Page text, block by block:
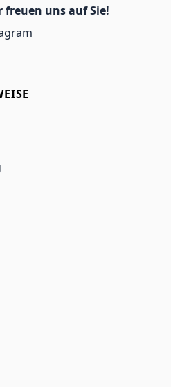
freuen uns auf Sie!